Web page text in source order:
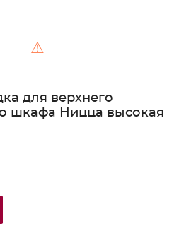
⚠
для верхнего
шкафа Ницца высокая